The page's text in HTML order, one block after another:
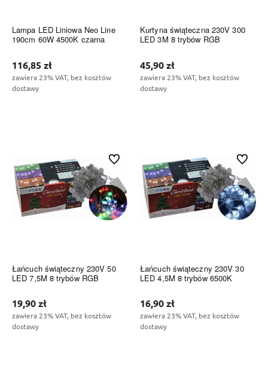
Lampa LED Liniowa Neo Line
190cm 60W 4500K czarna
116,85 zł
zawiera 23% VAT, bez kosztów
dostawy
Kurtyna świąteczna 230V 300
LED 3M 8 trybów RGB
45,90 zł
zawiera 23% VAT, bez kosztów
dostawy
Łańcuch świąteczny 230V 50
LED 7,5M 8 trybów RGB
19,90 zł
zawiera 23% VAT, bez kosztów
dostawy
Do ulubionych
Łańcuch świąteczny 230V 30
LED 4,5M 8 trybów 6500K
16,90 zł
zawiera 23% VAT, bez kosztów
dostawy
Do